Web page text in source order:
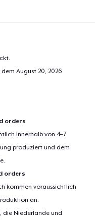
demAugust 20, 2026
orders
innerhalb von 4–7
produziert und dem
orders
kommen voraussichtlich
an.
die Niederlande und